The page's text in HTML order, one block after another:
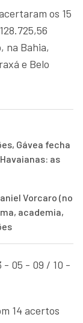
os 15
na Bahia,
e Belo
Gávea fecha
as
Vorcaro (no
academia,
- 05 - 09 / 10 -
14 acertos